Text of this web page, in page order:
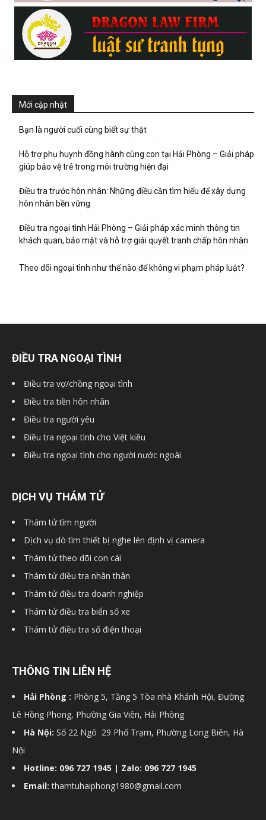
Mới cập nhật
Bạn là người cuối cùng biết sự thật
Hỗ trợ phụ huynh đồng hành cùng con tại Hải Phòng – Giải pháp
giúp bảo vệ trẻ trong môi trường hiện đại
Điều tra trước hôn nhân: Những điều cần tìm hiểu để xây dựng
hôn nhân bền vững
Điều tra ngoại tình Hải Phòng – Giải pháp xác minh thông tin
khách quan, bảo mật và hỗ trợ giải quyết tranh chấp hôn nhân
Theo dõi ngoại tình như thế nào để không vi phạm pháp luật?
ĐIỀU TRA NGOẠI TÌNH
Điều tra vợ/chồng ngoại tình
Điều tra tiền hôn nhân
Điều tra người yêu
Điều tra ngoại tình cho Việt kiều
Điều tra ngoại tình cho người nước ngoài
DỊCH VỤ THÁM TỬ
Thám tử tìm người
Dịch vụ dò tìm thiết bị nghe lén định vị camera
Thám tử theo dõi con cái
Thám tử điều tra nhân thân
Thám tử điều tra doanh nghiệp
Thám tử điều tra biển số xe
Thám tử điều tra số điện thoại
THÔNG TIN LIÊN HỆ
Hải Phòng : Phòng 5, Tầng 5 Tòa nhà Khánh Hội, Đường
Lê Hồng Phong, Phường Gia Viên, Hải Phòng
Hà Nội: Số 22 Ngõ 29 Phố Trạm, Phường Long Biên, Hà
Nội
Hotline: 096 727 1945 | Zalo: 096 727 1945
Email: thamtuhaiphong1980@gmail.com